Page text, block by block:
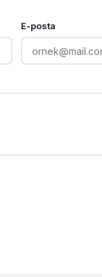
E-posta